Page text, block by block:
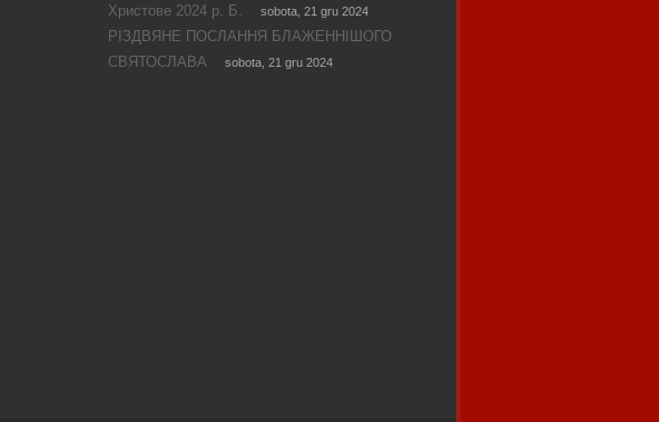
Христове 2024 р. Б.
sobota, 21 gru 2024
РІЗДВЯНЕ ПОСЛАННЯ БЛАЖЕННІШОГО
СВЯТОСЛАВА
sobota, 21 gru 2024